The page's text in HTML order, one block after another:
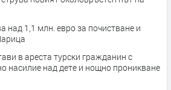
над 1,1 млн. евро за почистване и
в ареста турски гражданин с
насилие над дете и нощно проникване